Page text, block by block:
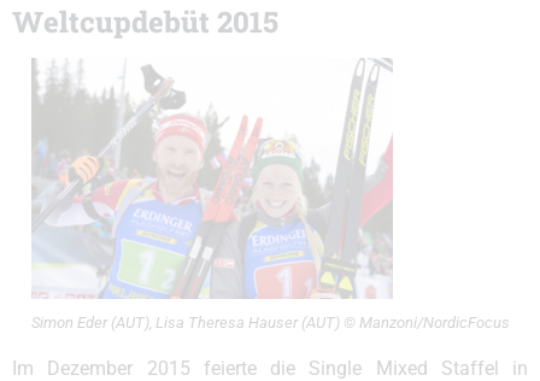
Weltcupdebüt 2015
Simon Eder (AUT), Lisa Theresa Hauser (AUT) © Manzoni/NordicFocus
Im Dezember 2015 feierte die Single Mixed Staffel in